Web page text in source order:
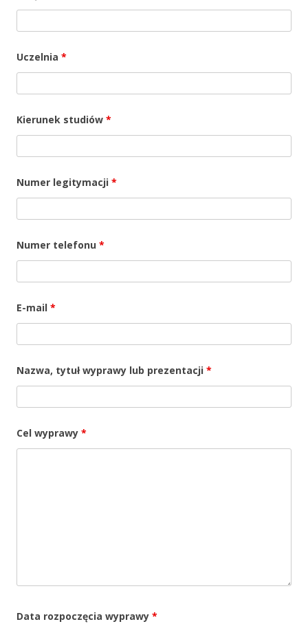
Uczelnia *
Kierunek studiów *
Numer legitymacji *
Numer telefonu *
E-mail *
Nazwa, tytuł wyprawy lub prezentacji *
Cel wyprawy *
Data rozpoczęcia wyprawy *